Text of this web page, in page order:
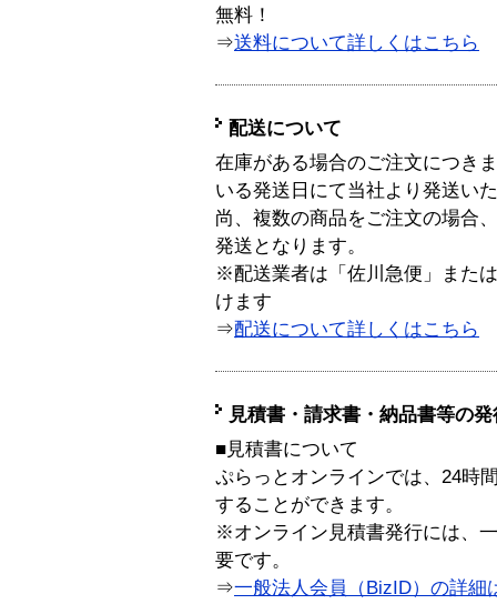
無料！
⇒送料について詳しくはこちら
配送について
在庫がある場合のご注文につき
いる発送日にて当社より発送い
尚、複数の商品をご注文の場合
発送となります。
※配送業者は「佐川急便」また
けます
⇒配送について詳しくはこちら
見積書・請求書・納品書等の
■見積書について
ぷらっとオンラインでは、24時
することができます。
※オンライン見積書発行には、
要です。
⇒一般法人会員（BizID）の詳細